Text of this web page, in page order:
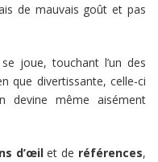
de mauvais goût et pas
joue, touchant l’un des
que divertissante, celle-ci
devine même aisément
d’œilet de références,